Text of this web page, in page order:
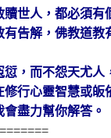
贖世人，都必須
告解，佛教道教
，而不怨天尤人
行心靈智慧或皈
盡力幫你解答。